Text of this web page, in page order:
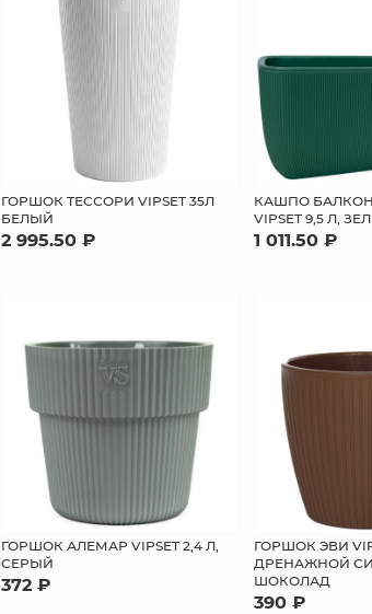
ГОРШОК ТЕССОРИ VIPSET 35Л
БЕЛЫЙ
2 995.50 ₽
КАШПО
VIPSET 9,5 Л,
1 011.50 ₽
ГОРШОК АЛЕМАР VIPSET 2,4 Л,
СЕРЫЙ
372 ₽
ГОРШОК ЭВИ
ДРЕНАЖНОЙ
ШОКОЛАД
390 ₽